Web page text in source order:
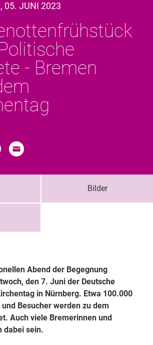
05. JUNI 2023
- Bremen
Bilder
Abend der Begegnung
den 7. Juni der Deutsche
in Nürnberg. Etwa 100.000
Besucher werden zu dem
Auch viele Bremerinnen und
dabei sein.